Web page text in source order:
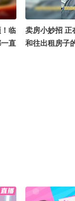
临
直
别
卖房小妙招 正
和往出租房子